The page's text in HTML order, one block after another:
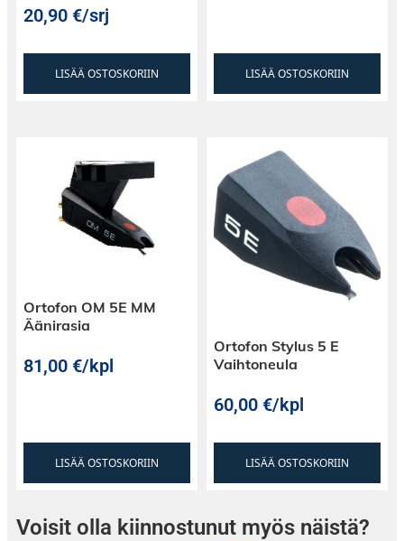
USB Type-C -latausliitännän, mikä helpottaa
latauslaitteena käyttämistä.
20,90€/srj
LISÄÄ OSTOSKORIIN LISÄÄ OSTOSKORIIN
Ortofon OM 5E MM
Äänirasia
81,00€/kpl
LISÄÄ OSTOSKORIIN
Ortofon Stylus 5 E
Vaihtoneula
60,00€/kpl
LISÄÄ OSTOSKORIIN
Voisit olla kiinnostunut myös näistä?